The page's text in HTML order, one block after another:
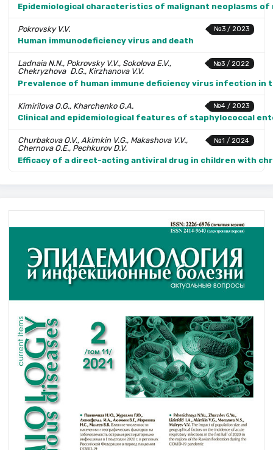
Epidemiological characteristics of malignant neoplasms
№3 / 2023
Pokrovsky V.V.
Human immunodeficiency virus and death
№3 / 2022
Ladnaia N.N., Pokrovsky V.V., Sokolova E.V.,
Chekryzhova D.G., Kirzhanova V.V.
Prevalence of human immune deficiency virus infection
№4 / 2023
Kimirilova O.G., Kharchenko G.A.
Clinical and epidemiological features of staphylococcal
№1 / 2024
Churbakova O.V., Akimkin V.G., Makashova V.V.,
Chernova O.E., Pechkurov D.V.
Efficacy of a direct-acting antiviral drug in children with